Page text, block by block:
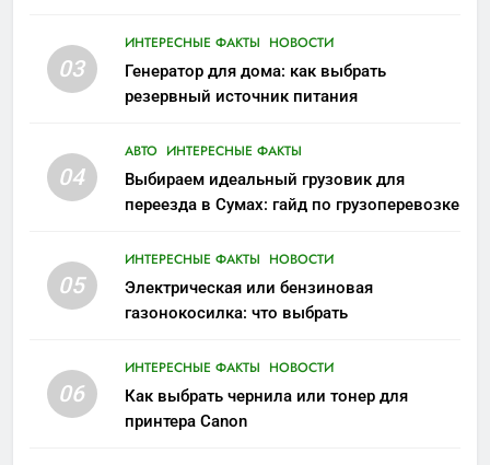
03
ИНТЕРЕСНЫЕ ФАКТЫ НОВОСТИ
Генератор для дома: как выбрать
резервный источник питания
04
АВТО ИНТЕРЕСНЫЕ ФАКТЫ
Выбираем идеальный грузовик для
переезда в Сумах: гайд по грузоперевозке
05
ИНТЕРЕСНЫЕ ФАКТЫ НОВОСТИ
Электрическая или бензиновая
газонокосилка: что выбрать
06
ИНТЕРЕСНЫЕ ФАКТЫ НОВОСТИ
Как выбрать чернила или тонер для
принтера Canon